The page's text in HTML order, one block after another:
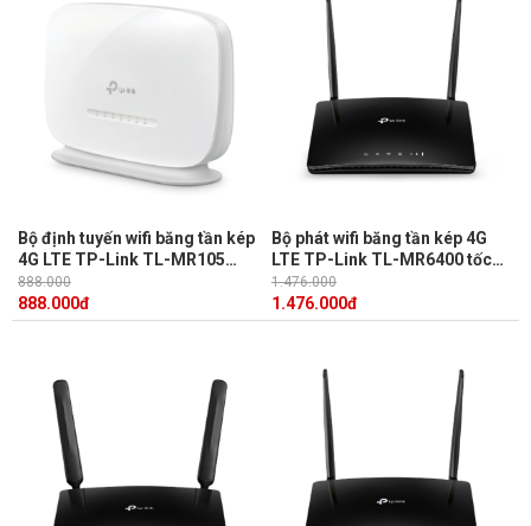
Bộ định tuyến wifi băng tần kép
4G LTE TP-Link TL-MR105
chuẩn N tốc độ 300Mbps, tốc
độ tải 150Mbps
888.000
888.000đ
Bộ phát wifi băng tần kép 4G
LTE TP-Link TL-MR6400 tốc
độ download lên tới
150Mbps,Hai Ăng-ten LTE
1.476.000
1.476.000đ